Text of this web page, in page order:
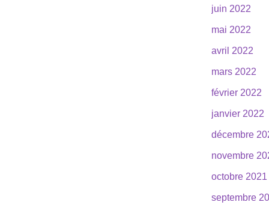
juin 2022
mai 2022
avril 2022
mars 2022
février 2022
janvier 2022
décembre
novembre
octobre 2021
septembre